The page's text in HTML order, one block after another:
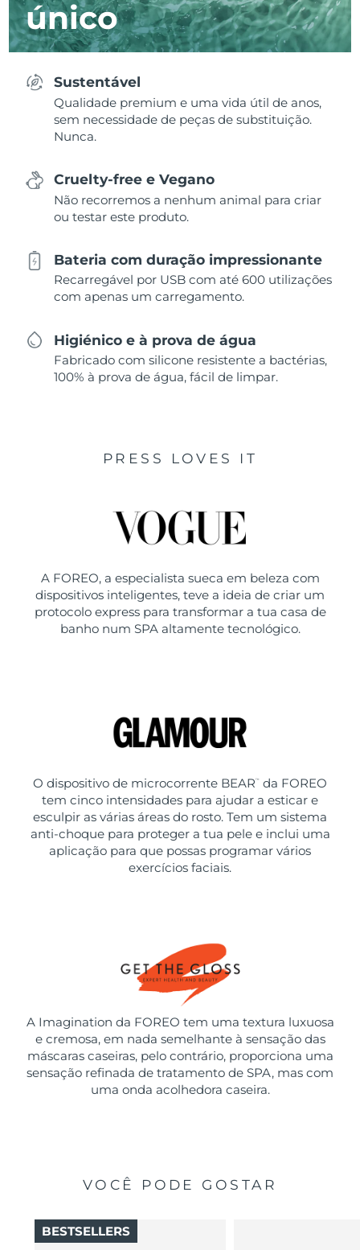
único
Sustentável
Qualidade premium e uma vida útil de anos,
sem necessidade de peças de substituição.
Nunca.
Cruelty-free e Vegano
Não recorremos a nenhum animal para criar
ou testar este produto.
Bateria com duração impressionante
Recarregável por USB com até 600 utilizações
com apenas um carregamento.
Higiénico e à prova de água
Fabricado com silicone resistente a bactérias,
100% à prova de água, fácil de limpar.
PRESS LOVES IT
A FOREO, a especialista sueca em beleza com
dispositivos inteligentes, teve a ideia de criar um
protocolo express para transformar a tua casa de
banho num SPA altamente tecnológico.
O dispositivo de microcorrente BEAR ™
da FOREO
tem cinco intensidades para ajudar a esticar e
esculpir as várias áreas do rosto. Tem um sistema
anti-choque para proteger a tua pele e inclui uma
aplicação para que possas programar vários
exercícios faciais.
A Imagination da FOREO tem uma textura luxuosa
e cremosa, em nada semelhante à sensação das
máscaras caseiras, pelo contrário, proporciona uma
sensação refinada de tratamento de SPA, mas com
uma onda acolhedora caseira.
VOCÊ PODE GOSTAR
BESTSELLERS